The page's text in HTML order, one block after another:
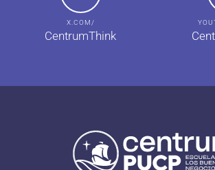
X.COM/
CentrumThink